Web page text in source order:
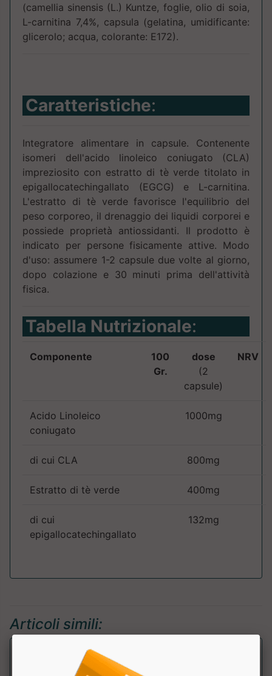
(camellia sinensis (L.) Kuntze, foglie, olio di soia,
L-carnitina 7,4%, capsula (gelatina, umidificante:
glicerolo; acqua, colorante: E172).
Caratteristiche:
Integratore alimentare in capsule. Contenente
isomeri dell'acido linoleico coniugato (CLA)
impreziosito con estratto di tè verde titolato in
epigallocatechingallato (EGCG) e L-carnitina.
L'estratto di tè verde favorisce l'equilibrio del
peso corporeo, il drenaggio dei liquidi corporei e
possiede proprietà antiossidanti. Il prodotto è
indicato per persone fisicamente attive. Modo
d'uso: assumere 1-2 capsule due volte al giorno,
dopo colazione e 30 minuti prima dell'attività
fisica.
Tabella Nutrizionale:
Componente
100
Gr.
dose
(2
capsule)
NRV
Acido Linoleico
coniugato
1000mg
di cui CLA 800mg
Estratto di tè verde 400mg
di cui
epigallocatechingallato
132mg
Articoli simili: